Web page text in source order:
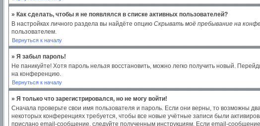
» Как сделать, чтобы я не появлялся в списке активных пользователей?
В настройках личного раздела вы найдёте опцию Скрывать моё пребывание на
пользователем.
Вернуться к началу
» Я забыл пароль!
Не паникуйте! Хотя пароль нельзя восстановить, можно легко получить новый.
на конференцию.
Вернуться к началу
» Я только что зарегистрировался, но не могу войти!
Сначала проверьте свои имя пользователя и пароль. Если они верны, то возможны
некоторых конференциях требуется, чтобы все новые учётные записи были
прислано email-сообщение, следуйте полученным инструкциям. Если email-